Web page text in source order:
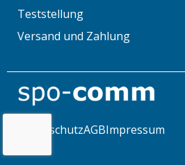
Teststellung
Versand und Zahlung
DatenschutzAGBImpressum